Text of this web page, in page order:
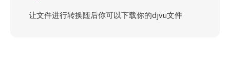
让文件进行转换随后你可以下载你的djvu文件